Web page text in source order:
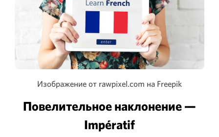
Изображение от rawpixel.com на Freepik
Повелительное наклонение —
Impératif